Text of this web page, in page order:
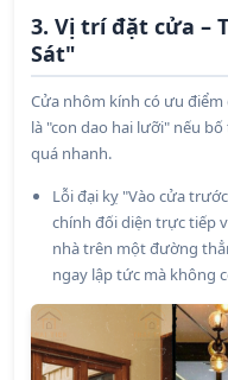
3. Vị trí đặt cửa –
Sát"
Cửa nhôm kính có ưu
là "con dao hai lưỡi" nếu
quá nhanh.
Lỗi đại kỵ "Vào cửa
chính đối diện trực tiếp
nhà trên một đường
ngay lập tức mà không